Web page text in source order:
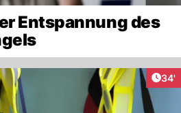
Entspannung des
34'